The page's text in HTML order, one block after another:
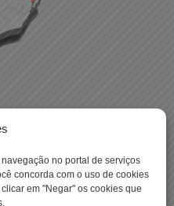
no portal de serviços
concorda com o uso de cookies
em "Negar" os cookies que